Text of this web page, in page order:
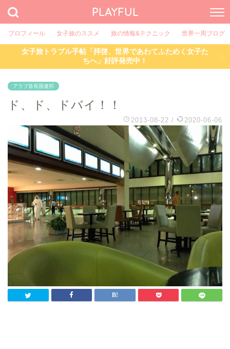
PLAYFUL
プロフィール 女子旅のススメ 旅の情報&テクニック 世界一周ブログ
女子旅トラブル手帖「拝啓、世界であわてふためく女子た
ちへ」好評発売中！
アラブ首長国連邦
ド、ド、ドバイ！！
2013-08-22 / 2020-06-06